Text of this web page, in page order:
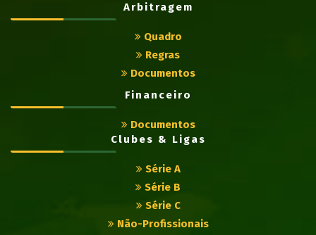
Arbitragem
Quadro
Regras
Documentos
Financeiro
Documentos
Clubes & Ligas
Série A
Série B
Série C
Não-Profissionais